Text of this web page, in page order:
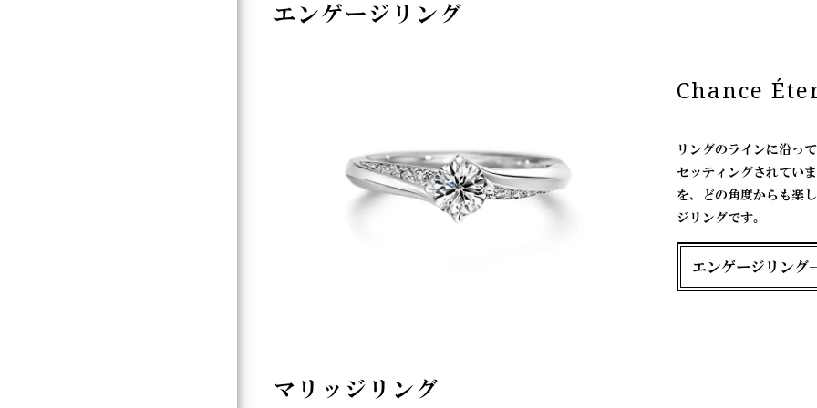
エンゲージリング
Chance
リングのラインに沿っ
セッティングされてい
を、どの角度からも楽
ジリングです。
エンゲージリング
マリッジリング